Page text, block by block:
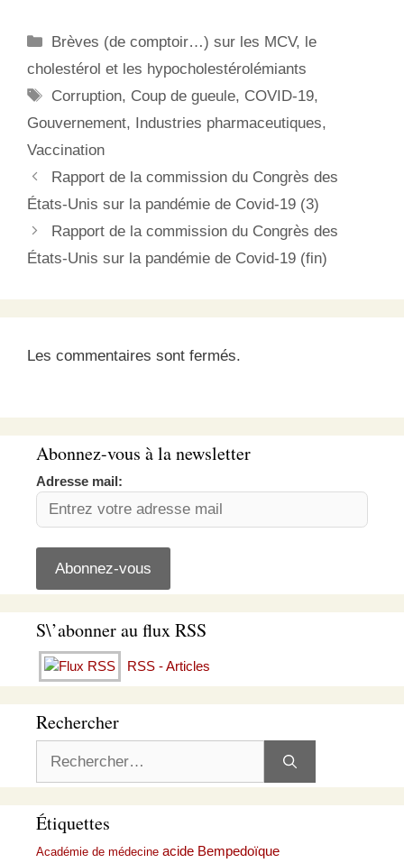
The Lessons Learned
and a Path Forward1 ».
Depuis février 2023, cette
commission…
Catégories
Brèves (de comptoir…) sur les MCV, le
cholestérol et les hypocholestérolémiants
Étiquettes
Corruption, Coup de gueule, COVID-19,
Gouvernement, Industries pharmaceutiques,
Vaccination
Rapport de la commission du Congrès des
États-Unis sur la pandémie de Covid-19 (3)
Rapport de la commission du Congrès des
États-Unis sur la pandémie de Covid-19 (fin)
Les commentaires sont fermés.
Abonnez-vous à la newsletter
Adresse mail:
S\’abonner au flux RSS
RSS - Articles
Rechercher
Étiquettes
Académie de médecine acide Bempedoïque